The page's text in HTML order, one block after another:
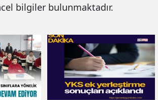
bilgiler bulunmaktadır.